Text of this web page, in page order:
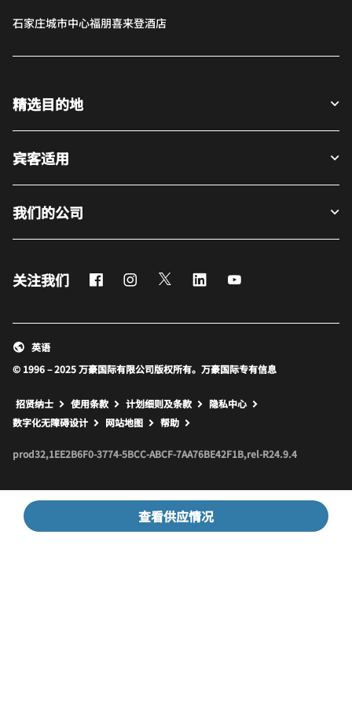
查看供应情况
石家庄城市中心福朋喜来登酒店
精选目的地
宾客适用
我们的公司
关注我们 FacebookInstagram
Twitter LinkedIn
© 1996 – 2025 万豪国际有限公司版权所有。万豪国际专有信息
英语
招贤纳士 使用条款 计划细则及条款
隐私中心
数字化无障碍设计
网站地图 打开新窗口
帮助
prod32,1EE2B6F0-3774-5BCC-ABCF-7AA76BE42F1B,rel-R24.9.4